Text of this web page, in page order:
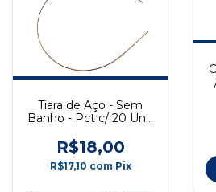
Tiara de Aço - Sem
Banho - Pct c/ 20 Und
R$18,00
R$17,10 com Pix